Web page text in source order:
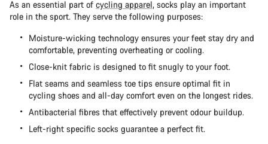
As an essential part of cycling apparel, socks play an important
role in the sport. They serve the following purposes:
Moisture-wicking technology ensures your feet stay dry and
comfortable, preventing overheating or cooling.
Close-knit fabric is designed to fit snugly to your foot.
Flat seams and seamless toe tips ensure optimal fit in
cycling shoes and all-day comfort even on the longest rides.
Antibacterial fibres that effectively prevent odour buildup.
Left-right specific socks guarantee a perfect fit.